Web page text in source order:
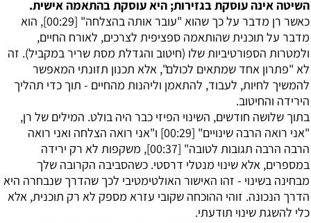
השיטה אינה עוסקת בגזירות; היא עוסקת בהתאמה אישית.
כאשר רן מדבר על כך שהוא "עובר אותה בהצלחה" [00:29], הוא
מדבר על תוכנית שהותאמה ספציפית לצרכים, לאורח החיים,
ולמטרות הספורטיביות שלו (חיטוב והגדלת מסת שריר במקביל). זה
לא "פתרון אחד שמתאים לכולם", אלא תכנון תזונתי המאפשר
להמשיך לחיות, לעבוד, להתאמן וליהנות מהחיים - תוך כדי תהליך
הירידה והחיטוב.
בתוך שלושה חודשים, השינוי הפיזי כבר היה בולט. המילים של רן,
"אני רואה הרבה שינויים" [00:29] ו"אני רואה הצלחה ואני רואה
הרבה הרבה תגובות לטובה" [00:37], משקפות לא רק ירידה
במספרים, אלא שינוי מנטלי דרסטי. כשהסביבה הקרובה שלך
מבחינה בשינוי - זהו האישור האולטימטיבי לכך שהדרך שנבחרה היא
הדרך הנכונה. זוהי ההוכחה שקובי עזרא מספק לא רק תוכנית, אלא
כלי להשגת שינוי תודעתי.